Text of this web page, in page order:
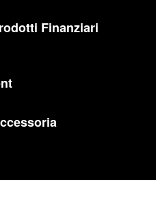
Finanziari